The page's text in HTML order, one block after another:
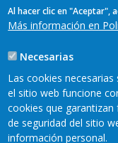
Al hacer clic en "Aceptar",
Más información en
Necesarias
Las cookies
el sitio web funcione
cookies que garantizan
de seguridad del sitio
información personal.